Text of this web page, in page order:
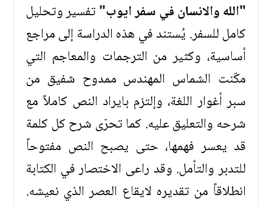
"الله والانسان في سفر ايوب"تفسير وتحليل
كامل للسفر. يُستند في هذه الدراسة إلى مراجع
أساسية، وكثير من الترجمات والمعاجم التي
مكّنت الشماس المهندس ممدوح شفيق من
سبر أغوار اللغة، وإلتزم بايراد النص كاملاً مع
شرحه والتعليق عليه. كما تحرّى شرح كل كلمة
قد يعسر فهمها، حتى يصبح النص مفتوحاً
للتدبر والتأمل. وقد راعى الاختصار في الكتابة
انطلاقاً من تقديره لايقاع العصر الذي نعيشه.